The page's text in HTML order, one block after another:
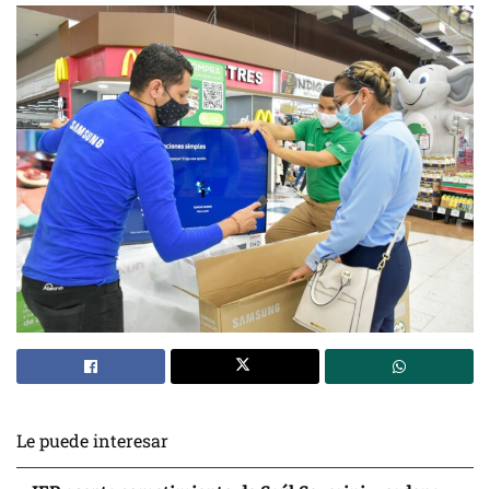
Le puede interesar